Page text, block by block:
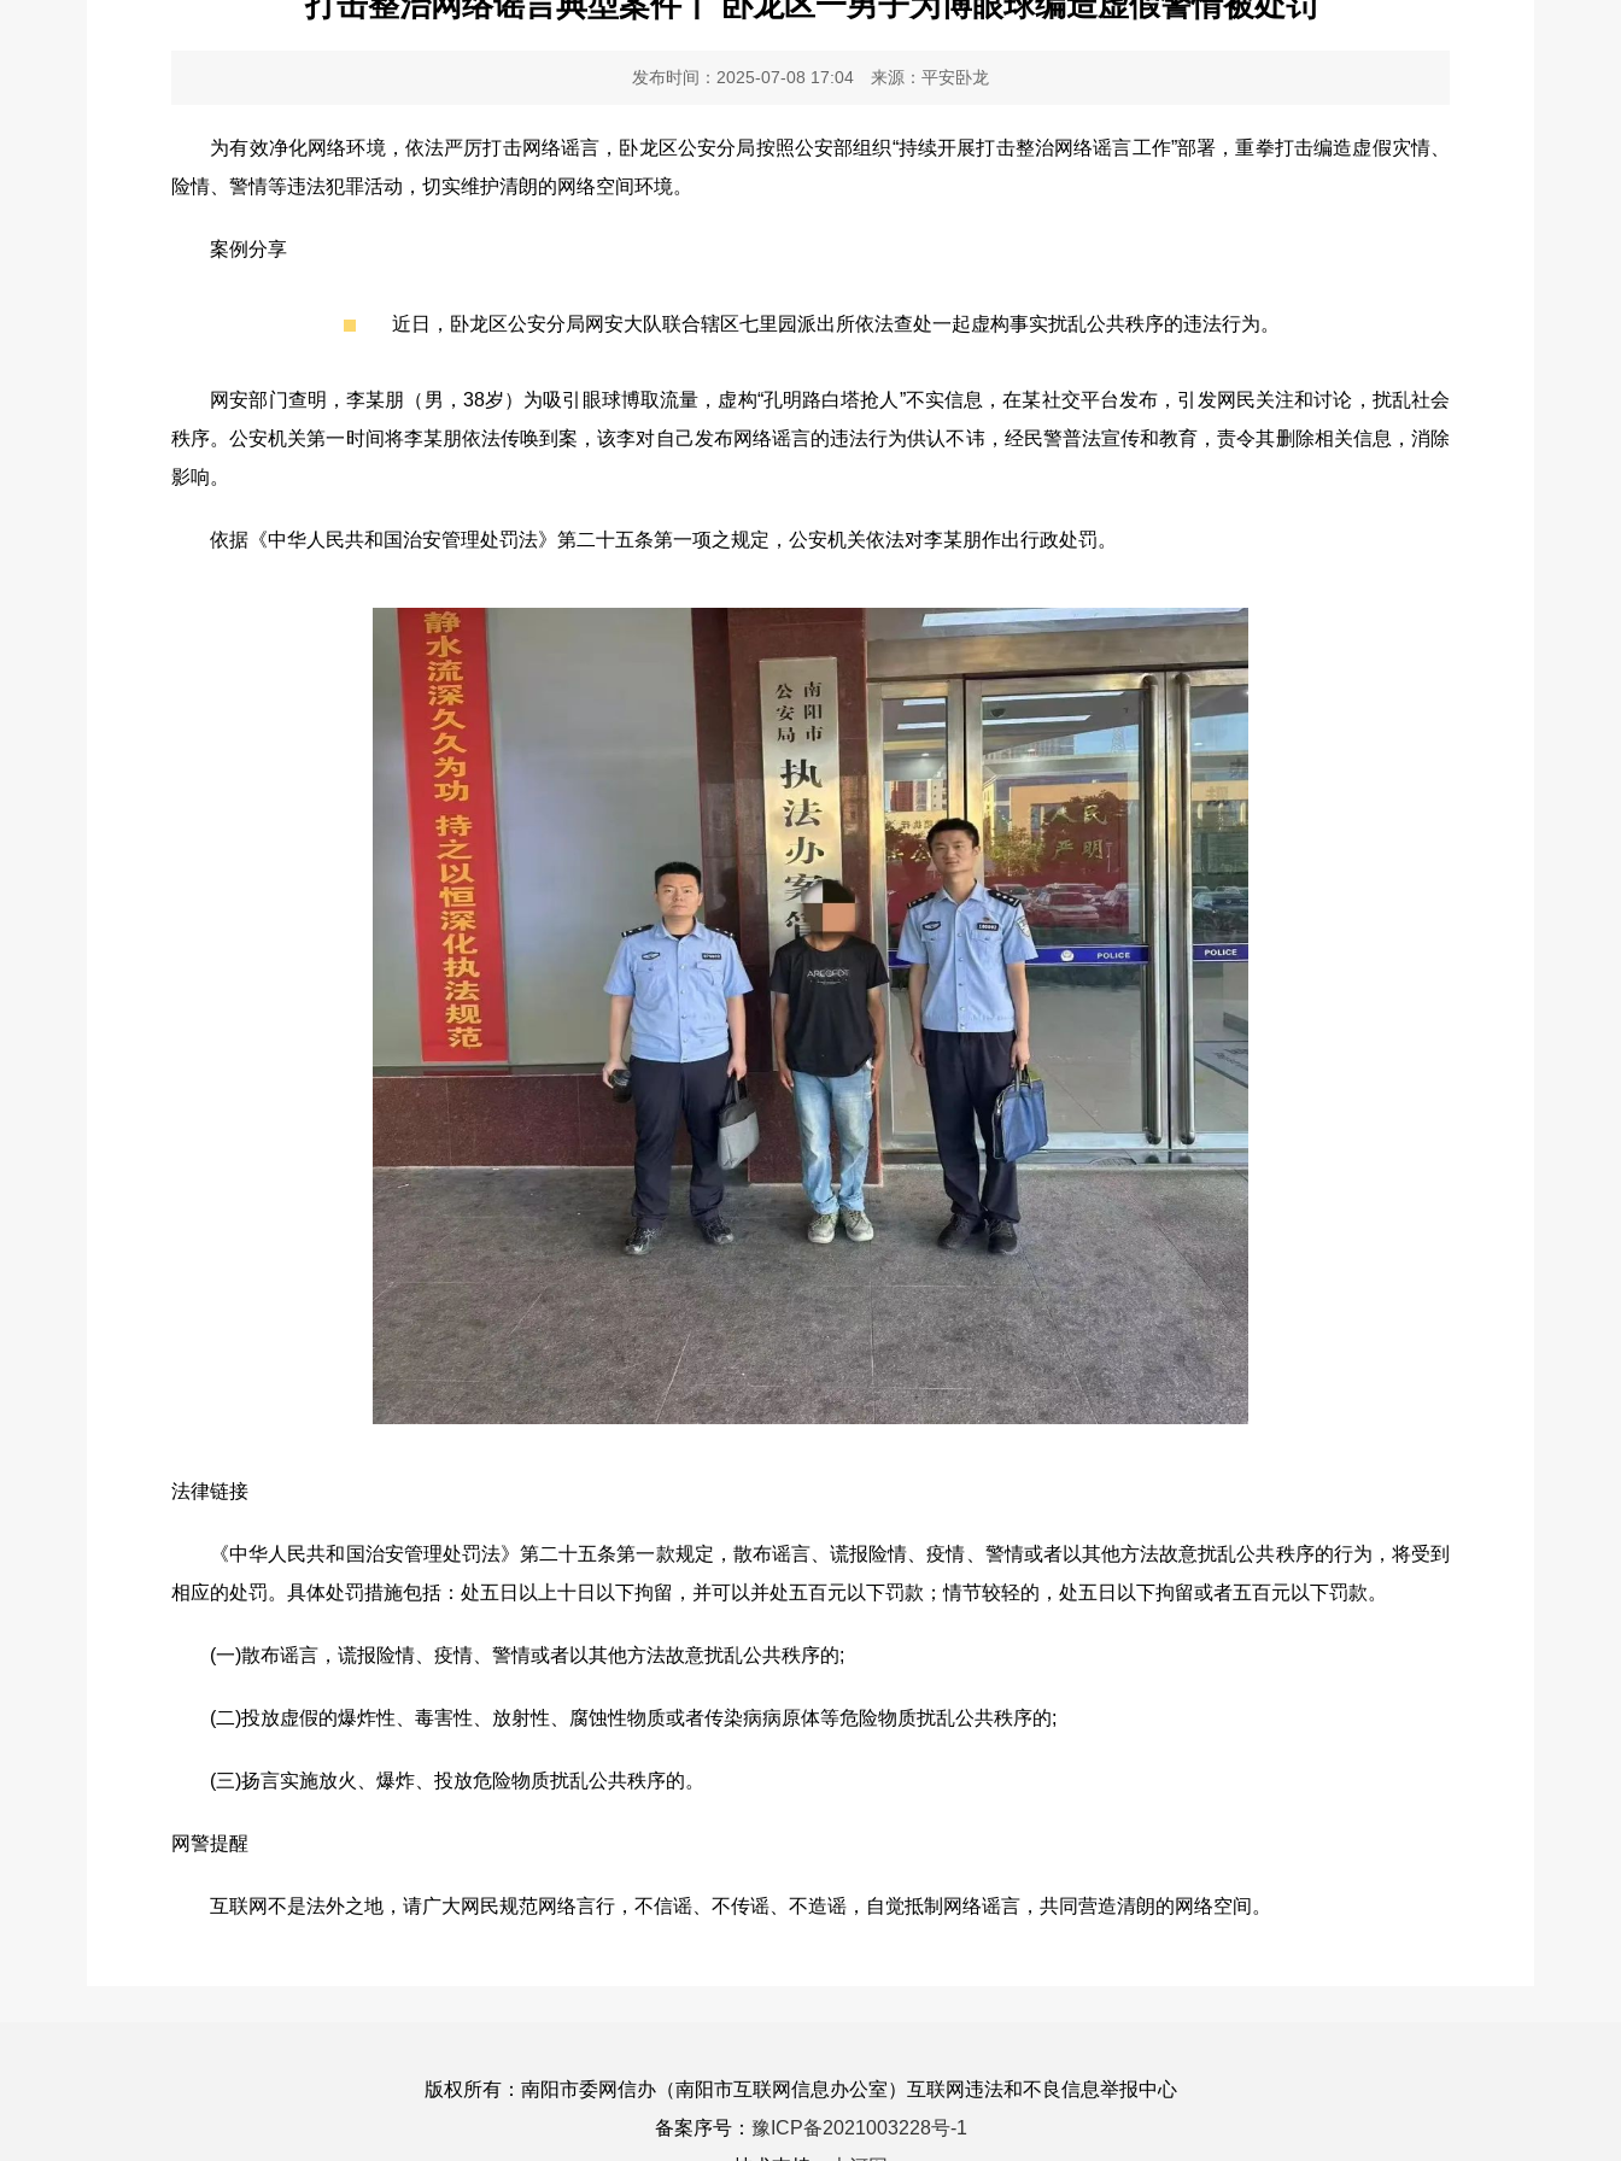
发布时间：2025-07-08 17:04 来源：平安卧龙
为有效净化网络环境，依法严厉打击网络谣言，卧龙区公安分局按照公安部组织“持续开展打击整治网络谣言工作”部署，重拳打击编造虚假灾情、
险情、警情等违法犯罪活动，切实维护清朗的网络空间环境。
案例分享
近日，卧龙区公安分局网安大队联合辖区七里园派出所依法查处一起虚构事实扰乱公共秩序的违法行为。
网安部门查明，李某朋（男，38岁）为吸引眼球博取流量，虚构“孔明路白塔抢人”不实信息，在某社交平台发布，引发网民关注和讨论，扰乱社会
秩序。公安机关第一时间将李某朋依法传唤到案，该李对自己发布网络谣言的违法行为供认不讳，经民警普法宣传和教育，责令其删除相关信息，消除
影响。
依据《中华人民共和国治安管理处罚法》第二十五条第一项之规定，公安机关依法对李某朋作出行政处罚。
法律链接
《中华人民共和国治安管理处罚法》第二十五条第一款规定，散布谣言、谎报险情、疫情、警情或者以其他方法故意扰乱公共秩序的行为，将受到
相应的处罚。具体处罚措施包括：处五日以上十日以下拘留，并可以并处五百元以下罚款；情节较轻的，处五日以下拘留或者五百元以下罚款。
(一)散布谣言，谎报险情、疫情、警情或者以其他方法故意扰乱公共秩序的;
(二)投放虚假的爆炸性、毒害性、放射性、腐蚀性物质或者传染病病原体等危险物质扰乱公共秩序的;
(三)扬言实施放火、爆炸、投放危险物质扰乱公共秩序的。
网警提醒
互联网不是法外之地，请广大网民规范网络言行，不信谣、不传谣、不造谣，自觉抵制网络谣言，共同营造清朗的网络空间。
版权所有：南阳市委网信办（南阳市互联网信息办公室）互联网违法和不良信息举报中心
备案序号： 豫ICP备2021003228号-1